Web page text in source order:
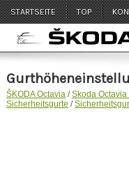
STARTSEITE TOP
ŠKODA Octavia/Skoda
Sicherheitsgurte /